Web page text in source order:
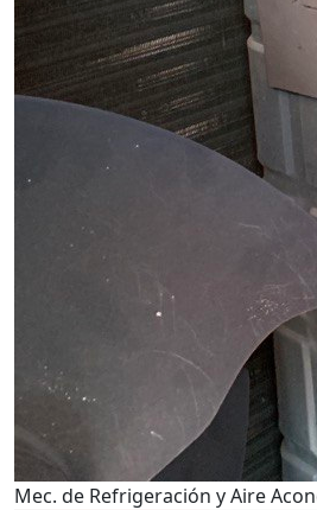
Mec. de Refrigeración y Aire